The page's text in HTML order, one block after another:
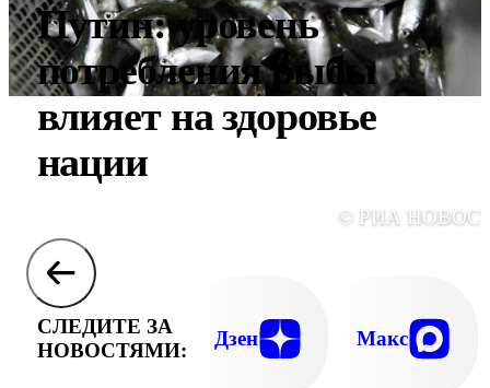
Путин: уровень
потребления рыбы
влияет на здоровье
нации
© РИА
СЛЕДИТЕ ЗА
НОВОСТЯМИ:
Дзен Макс